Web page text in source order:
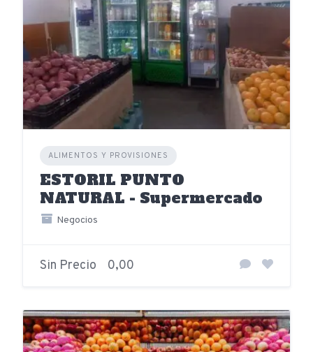
ALIMENTOS Y PROVISIONES
ESTORIL PUNTO
NATURAL - Supermercado
Negocios
Sin Precio 0,00